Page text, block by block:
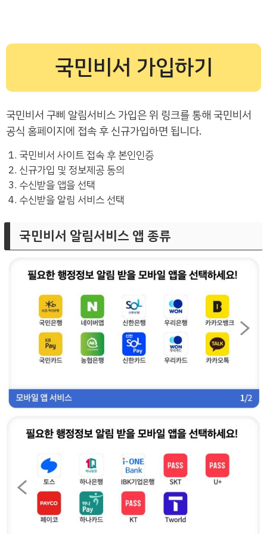
국민비서 가입하기
국민비서 구삐 알림서비스 가입은 위 링크를 통해 국민비서
공식 홈페이지에 접속 후 신규가입하면 됩니다.
국민비서 사이트 접속 후 본인인증
신규가입 및 정보제공 동의
수신받을 앱을 선택
수신받을 알림 서비스 선택
국민비서 알림서비스 앱 종류